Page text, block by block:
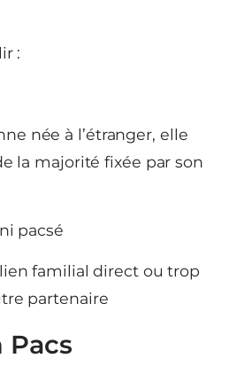
:
née à l’étranger, elle
la majorité fixée par son
pacsé
familial direct ou trop
partenaire